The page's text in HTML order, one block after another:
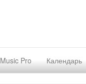
Music Pro Календарь